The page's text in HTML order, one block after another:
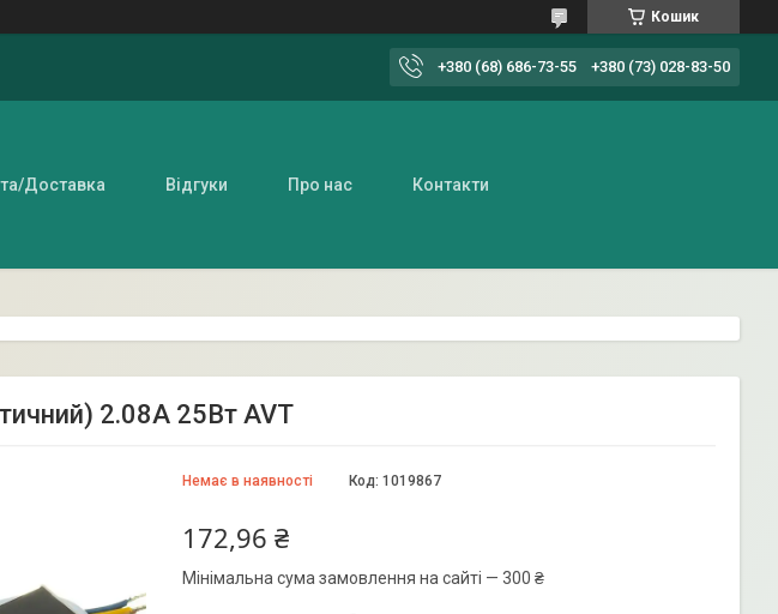
Кошик
+380 (68) 686-73-55 +380 (73) 028-83-50
Доставка Відгуки Про нас Контакти
2.08А 25Вт AVT
Немає в наявності Код: 1019867
172,96 ₴
Мінімальна сума замовлення на сайті — 300 ₴